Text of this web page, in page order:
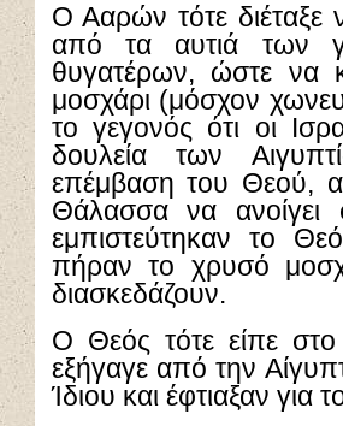
Ο Ααρών τότε διέταξε
από τα αυτιά των
θυγατέρων, ώστε να
μοσχάρι (μόσχον
το γεγονός ότι οι
δουλεία των
επέμβαση του Θεού,
Θάλασσα να
εμπιστεύτηκαν το
πήραν το χρυσό
διασκεδάζουν.
Ο Θεός τότε είπε
εξήγαγε από την
Ίδιου και έφτιαξαν για